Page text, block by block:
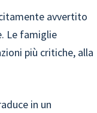
avvertito
Le famiglie
più critiche, alla
in un